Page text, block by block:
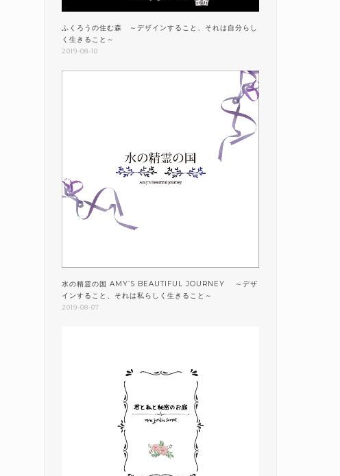
ふくろうの住む森 ～デザインすること、それは自分らし
く生きること～
2019-08-10
水の精霊の国 AMY’S BEAUTIFUL JOURNEY ～デザ
インすること、それは私らしく生きること～
2019-08-07